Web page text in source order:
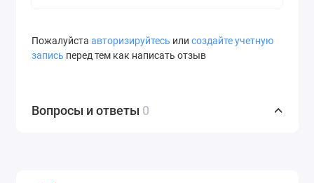
Пожалуйста авторизируйтесь или создайте учетную
запись перед тем как написать отзыв
Вопросы и ответы 0